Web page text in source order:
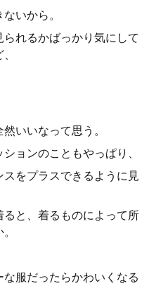
いから。
れるかばっかり気にして
いいなって思う。
ョンのこともやっぱり、
をプラスできるように見
と、着るものによって所
服だったらかわいくなる